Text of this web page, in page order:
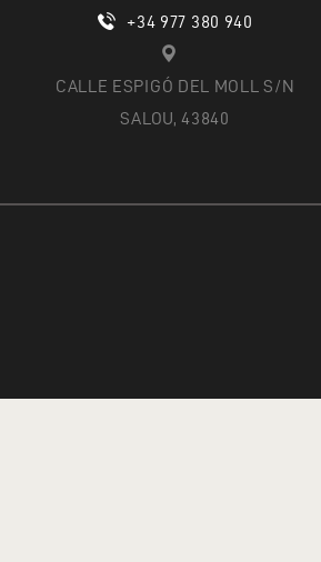
+34 977 380 940
CALLE ESPIGÓ DEL MOLL S/N
SALOU, 43840